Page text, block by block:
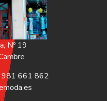
Nº 19
981 661 862